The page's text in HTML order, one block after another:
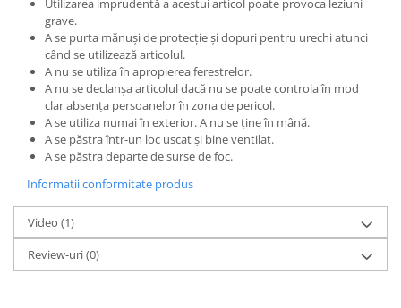
Utilizarea imprudentă a acestui articol poate provoca leziuni
grave.
A se purta mănuși de protecție și dopuri pentru urechi atunci
când se utilizează articolul.
A nu se utiliza în apropierea ferestrelor.
A nu se declanșa articolul dacă nu se poate controla în mod
clar absența persoanelor în zona de pericol.
A se utiliza numai în exterior. A nu se ține în mână.
A se păstra într-un loc uscat și bine ventilat.
A se păstra departe de surse de foc.
Informatii conformitate produs
Video (1)
Review-uri(0)